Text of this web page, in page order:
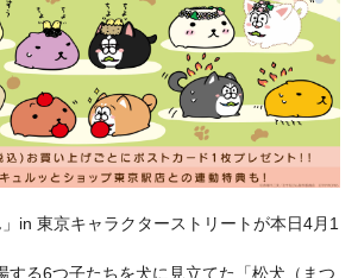
」in 東京キャラクターストリートが本日4月1
する6つ子たちを犬に見立てた「松犬（まつ